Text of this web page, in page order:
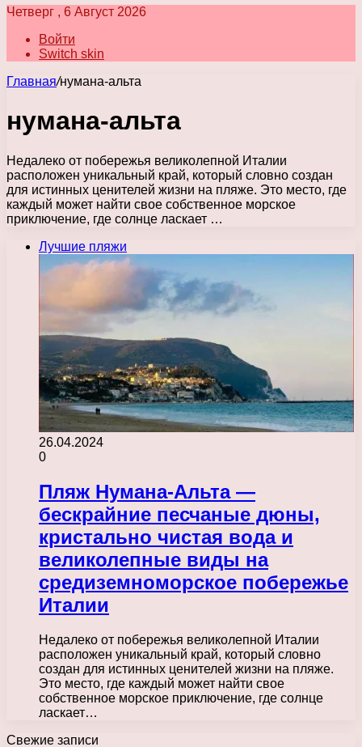
Четверг , 6 Август 2026
Войти
Switch skin
Главная/нумана-альта
нумана-альта
Недалеко от побережья великолепной Италии
расположен уникальный край, который словно создан
для истинных ценителей жизни на пляже. Это место, где
каждый может найти свое собственное морское
приключение, где солнце ласкает …
Лучшие пляжи
26.04.2024
0
Пляж Нумана-Альта —
бескрайние песчаные дюны,
кристально чистая вода и
великолепные виды на
средиземноморское побережье
Италии
Недалеко от побережья великолепной Италии
расположен уникальный край, который словно
создан для истинных ценителей жизни на пляже.
Это место, где каждый может найти свое
собственное морское приключение, где солнце
ласкает…
Свежие записи